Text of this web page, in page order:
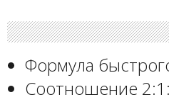
Формула
Соотношение